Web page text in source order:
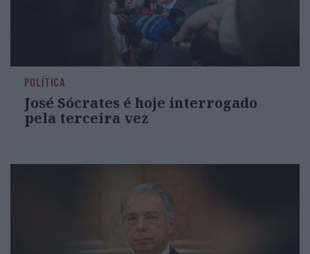
POLÍTICA
José Sócrates é hoje interrogado
pela terceira vez